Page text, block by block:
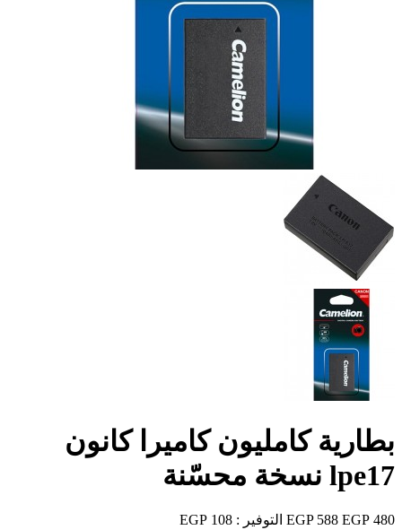
بطارية كامليون كاميرا كانون
lpe17 نسخة محسّنة
480 EGP
588 EGP التوفير : 108 EGP